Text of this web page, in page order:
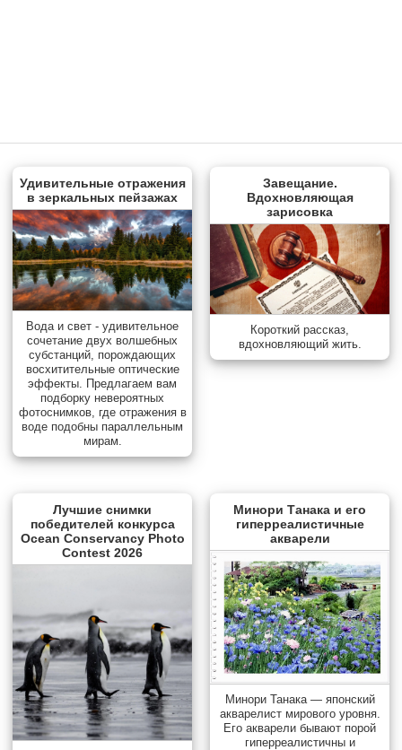
Удивительные отражения
в зеркальных пейзажах
Вода и свет - удивительное
сочетание двух волшебных
субстанций, порождающих
восхитительные оптические
эффекты. Предлагаем вам
подборку невероятных
фотоснимков, где отражения в
воде подобны параллельным
мирам.
Завещание.
Вдохновляющая
зарисовка
Короткий рассказ,
вдохновляющий жить.
Лучшие снимки
победителей конкурса
Ocean Conservancy Photo
Contest 2026
Минори Танака и его
гиперреалистичные
акварели
Минори Танака — японский
акварелист мирового уровня.
Его акварели бывают порой
гиперреалистичны и